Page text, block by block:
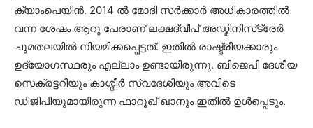
ക്യാംപെയിന്‍. 2014 ല്‍ മോദി സര്‍ക്കാര്‍ അധികാരത്തില്‍
വന്ന ശേഷം ആറു പേരാണ് ലക്ഷദ്വീപ് അഡ്മിനിസ്‌ട്രേര്‍
ചുമതലയില്‍ നിയമിക്കപ്പെട്ടത്. ഇതില്‍ രാഷ്ട്രീയക്കാരും
ഉദ്യോഗസ്ഥരും എല്ലാം ഉണ്ടായിരുന്നു. ബിജെപി ദേശീയ
സെക്രട്ടറിയും കാശ്മീര്‍ സ്വദേശിയും അവിടെ
ഡിജിപിയുമായിരുന്ന ഫാറൂഖ് ഖാനും ഇതില്‍ ഉള്‍പ്പെടും.